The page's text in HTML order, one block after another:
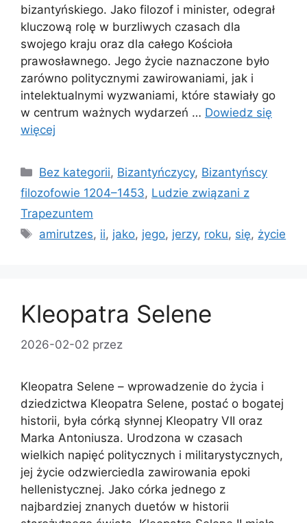
bizantyńskiego. Jako filozof i minister, odegrał
kluczową rolę w burzliwych czasach dla
swojego kraju oraz dla całego Kościoła
prawosławnego. Jego życie naznaczone było
zarówno politycznymi zawirowaniami, jak i
intelektualnymi wyzwaniami, które stawiały go
w centrum ważnych wydarzeń … Dowiedz się
więcej
Kategorie
Bez kategorii, Bizantyńczycy, Bizantyńscy
filozofowie 1204–1453, Ludzie związani z
Trapezuntem
Tagi
amirutzes, ii, jako, jego, jerzy, roku, się, życie
Kleopatra Selene
2026-02-02 przez
Kleopatra Selene – wprowadzenie do życia i
dziedzictwa Kleopatra Selene, postać o bogatej
historii, była córką słynnej Kleopatry VII oraz
Marka Antoniusza. Urodzona w czasach
wielkich napięć politycznych i militarystycznych,
jej życie odzwierciedla zawirowania epoki
hellenistycznej. Jako córka jednego z
najbardziej znanych duetów w historii